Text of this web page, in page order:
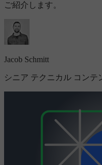
ご紹介します。
Jacob Schmitt
シニア テクニカル コンテ